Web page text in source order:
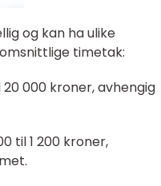
og kan ha ulike
timetak:
000 kroner, avhengig
til 1 200 kroner,